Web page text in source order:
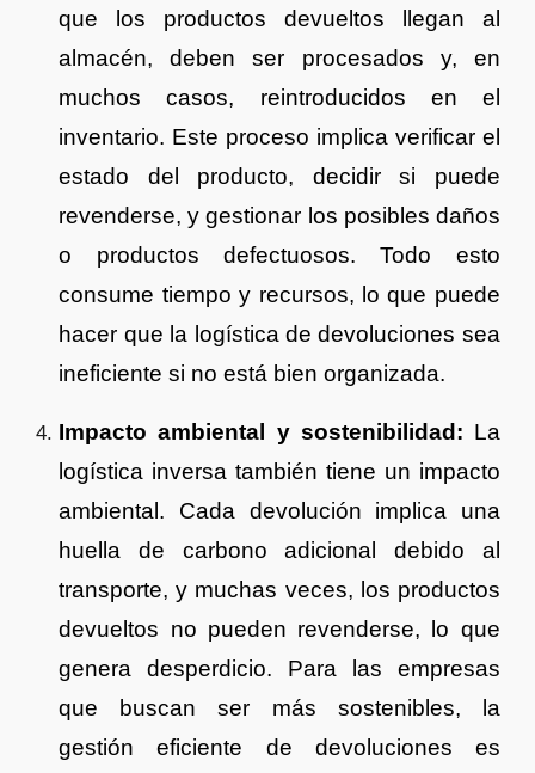
que los productos devueltos llegan al
almacén, deben ser procesados y, en
muchos casos, reintroducidos en el
inventario. Este proceso implica verificar el
estado del producto, decidir si puede
revenderse, y gestionar los posibles daños
o productos defectuosos. Todo esto
consume tiempo y recursos, lo que puede
hacer que la logística de devoluciones sea
ineficiente si no está bien organizada.
Impacto ambiental y sostenibilidad: La
logística inversa también tiene un impacto
ambiental. Cada devolución implica una
huella de carbono adicional debido al
transporte, y muchas veces, los productos
devueltos no pueden revenderse, lo que
genera desperdicio. Para las empresas
que buscan ser más sostenibles, la
gestión eficiente de devoluciones es